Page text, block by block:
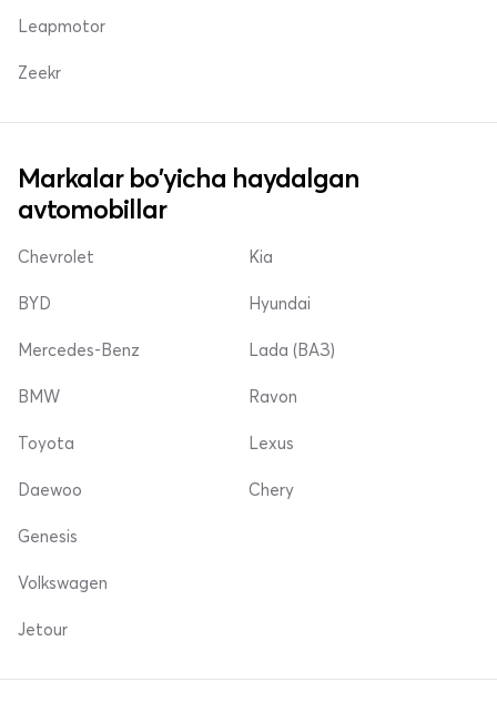
Leapmotor
Zeekr
Markalar bo'yicha haydalgan
avtomobillar
Chevrolet
BYD
Mercedes-Benz
Kia
Hyundai
Lada (ВАЗ)
BMW
Toyota
Daewoo
Ravon
Lexus
Chery
Genesis
Volkswagen
Jetour